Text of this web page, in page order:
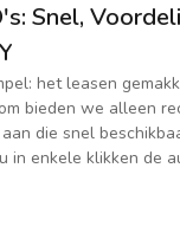
Snel,
het leasen
bieden we alleen
die snel
in enkele klikken de